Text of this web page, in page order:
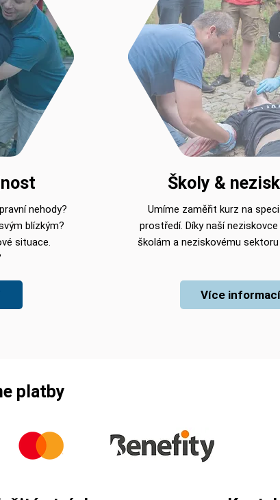
nehody?
blízkým?
situace.
Školy &
Umíme zaměřit kurz na
prostředí. Díky naší
školám a neziskovému sektoru
Více informací
platby